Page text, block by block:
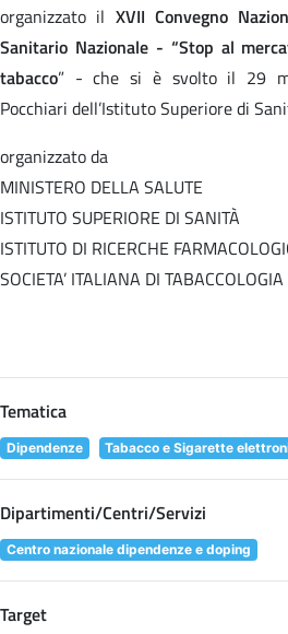
organizzato il XVII Convegno
Sanitario Nazionale - “Stop al
tabacco” - che si è svolto il 29
Pocchiari dell’Istituto Superiore di
organizzato da
MINISTERO DELLA SALUTE
ISTITUTO SUPERIORE DI SANITÀ
ISTITUTO DI RICERCHE
SOCIETA’ ITALIANA DI TABACCOLOGIA
Tematica
Dipendenze Tabacco e Sigarette
Dipartimenti/Centri/Servizi
Centro nazionale dipendenze e doping
Target